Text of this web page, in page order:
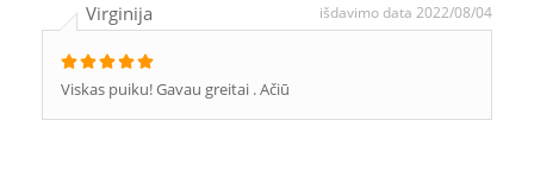
Virginija išdavimo data 2022/08/04
Viskas puiku! Gavau greitai . Ačiū